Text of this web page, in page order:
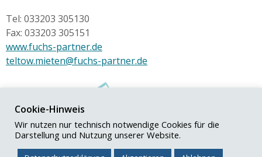
Tel: 033203 305130
Fax: 033203 305151
www.fuchs-partner.de
teltow.mieten@fuchs-partner.de
© Fuchs+Partner GmbH
Impressum|Datenschutz
Cookie-Hinweis
Wir nutzen nur technisch notwendige Cookies für die
Darstellung und Nutzung unserer Website.